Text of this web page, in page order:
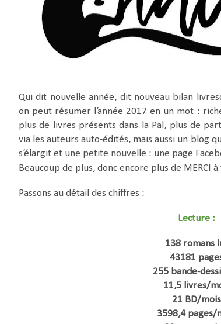
Qui dit nouvelle année, dit nouveau bilan
on peut résumer l’année 2017 en un mot :
plus de livres présents dans la Pal, plus de
via les auteurs auto-édités, mais aussi un blog
s’élargit et une petite nouvelle : une page
Beaucoup de plus, donc encore plus de MERCI à
Passons au détail des chiffres :
Lecture :
138 romans
43181
255 bande-
11,5 livres/
21 BD/mois
3598,4 pages/